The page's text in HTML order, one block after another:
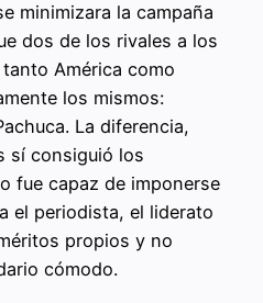
minimizara la campaña
dos de los rivales a los
América como
los mismos:
La diferencia,
sí consiguió los
fue capaz de imponerse
el periodista, el liderato
propios y no
cómodo.